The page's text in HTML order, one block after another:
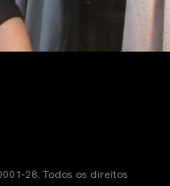
28. Todos os direitos